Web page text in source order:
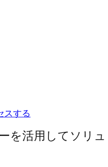
スする
を活用してソリュ